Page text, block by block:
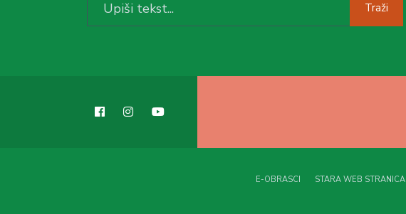
Traži
E-OBRASCI STARA WEB STRANICA